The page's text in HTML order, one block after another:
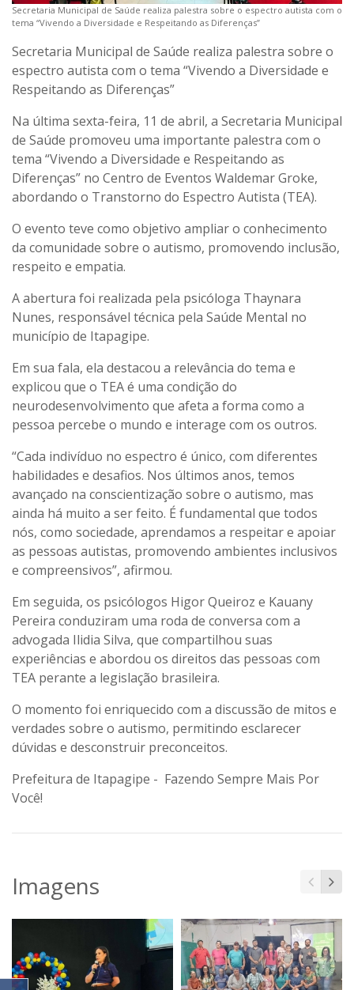
Secretaria Municipal de Saúde realiza palestra sobre o espectro autista com o
tema “Vivendo a Diversidade e Respeitando as Diferenças”
Secretaria Municipal de Saúde realiza palestra sobre o
espectro autista com o tema “Vivendo a Diversidade e
Respeitando as Diferenças”
Na última sexta-feira, 11 de abril, a Secretaria Municipal
de Saúde promoveu uma importante palestra com o
tema “Vivendo a Diversidade e Respeitando as
Diferenças” no Centro de Eventos Waldemar Groke,
abordando o Transtorno do Espectro Autista (TEA).
O evento teve como objetivo ampliar o conhecimento
da comunidade sobre o autismo, promovendo inclusão,
respeito e empatia.
A abertura foi realizada pela psicóloga Thaynara
Nunes, responsável técnica pela Saúde Mental no
município de Itapagipe.
Em sua fala, ela destacou a relevância do tema e
explicou que o TEA é uma condição do
neurodesenvolvimento que afeta a forma como a
pessoa percebe o mundo e interage com os outros.
“Cada indivíduo no espectro é único, com diferentes
habilidades e desafios. Nos últimos anos, temos
avançado na conscientização sobre o autismo, mas
ainda há muito a ser feito. É fundamental que todos
nós, como sociedade, aprendamos a respeitar e apoiar
as pessoas autistas, promovendo ambientes inclusivos
e compreensivos”, afirmou.
Em seguida, os psicólogos Higor Queiroz e Kauany
Pereira conduziram uma roda de conversa com a
advogada Ilidia Silva, que compartilhou suas
experiências e abordou os direitos das pessoas com
TEA perante a legislação brasileira.
O momento foi enriquecido com a discussão de mitos e
verdades sobre o autismo, permitindo esclarecer
dúvidas e desconstruir preconceitos.
Prefeitura de Itapagipe - Fazendo Sempre Mais Por
Você!
Imagens